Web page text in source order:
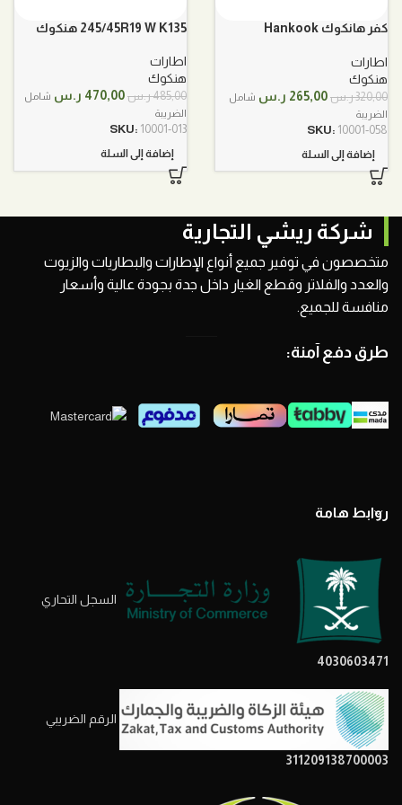
كفر هانكوك Hankook
اطارات
هنكوك
320,00ر.س السعر
هو:
265,00 ر.س السعر
شامل
الضريبة
SKU: 10001-058
إضافة إلى السلة
245/45R19 W K135 هنكوك
اطارات
هنكوك
485,00ر.س السعر
هو:
470,00 ر.س السعر
شامل
الضريبة
SKU: 10001-013
إضافة إلى السلة
شركة ريشي التجارية
متخصصون في توفير جميع أنواع الإطارات والبطاريات والزيوت
والعدد والفلاتر وقطع الغيار داخل جدة بجودة عالية وأسعار
منافسة للجميع.
طرق دفع آمنة:
روابط هامة
السجل التحاري
4030603471
الرقم الضريبي
311209138700003